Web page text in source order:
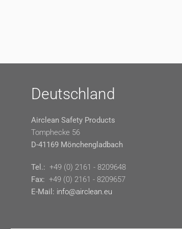
Deutschland
Airclean Safety Products
Tomphecke 56
D-41169 Mönchengladbach
Tel.: +49 (0) 2161 - 8209648
Fax: +49 (0) 2161 - 8209657
E-Mail: info@airclean.eu